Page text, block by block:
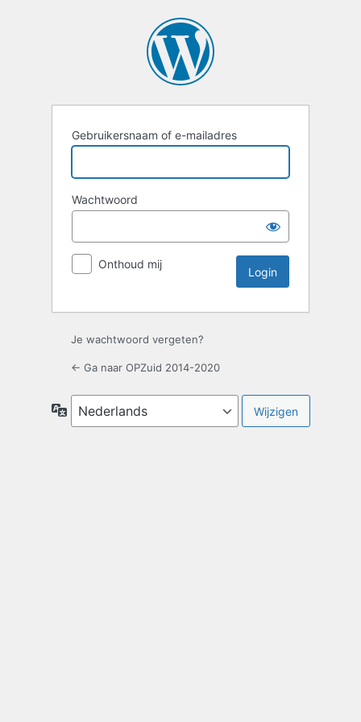
Gebruikersnaam of e-mailadres
Wachtwoord
Onthoud mij
Je wachtwoord vergeten?
← Ga naar OPZuid 2014-2020
Taal